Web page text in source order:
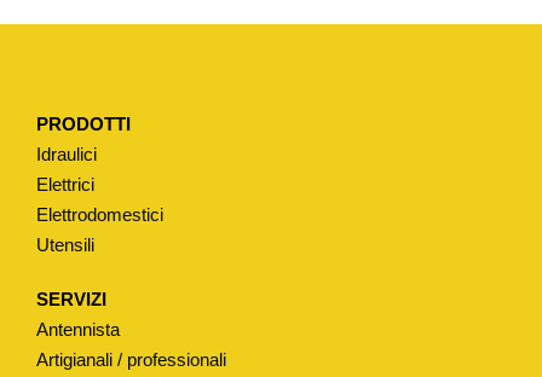
P
B
O
C
C
E
R
O
PRODOTTI
Idraulici
Elettrici
Elettrodomestici
Utensili
SERVIZI
Antennista
Artigianali / professionali